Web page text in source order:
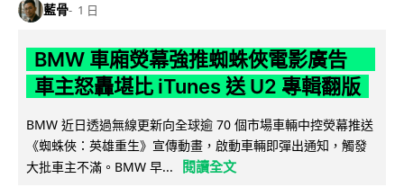
藍骨 1 日
BMW 車廂熒幕強推蜘蛛俠電影廣告
車主怒轟堪比 iTunes 送 U2 專輯翻版
BMW 近日透過無線更新向全球逾 70 個市場車輛中控熒幕推送
《蜘蛛俠：英雄重生》宣傳動畫，啟動車輛即彈出通知，觸發
大批車主不滿。BMW 早...
閱讀全文